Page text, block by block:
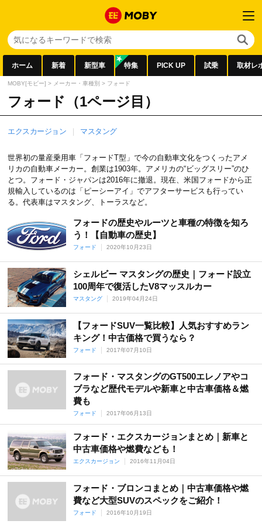
ホーム 新着 新型車 特集 PICK UP 試乗 取材レ
MOBY[モビー] > メーカー・車種別 > フォード
フォード（1ページ目）
エクスカージョン マスタング
世界初の量産乗用車「フォードT型」で今の自動車文化をつくったアメ
リカの自動車メーカー。創業は1903年。アメリカの“ビッグスリー”のひ
とつ。フォード・ジャパンは2016年に撤退。現在、米国フォードから正
規輸入しているのは「ピーシーアイ」でアフターサービスも行ってい
る。代表車はマスタング、トーラスなど。
フォードの歴史やルーツと車種の特徴を知ろ
う！【自動車の歴史】
フォード 2020年10月23日
シェルビー マスタングの歴史｜フォード設立
100周年で復活したV8マッスルカー
マスタング 2019年04月24日
【フォードSUV一覧比較】人気おすすめラン
キング！中古価格で買うなら？
フォード 2017年07月10日
フォード・マスタングのGT500エレノアやコ
ブラなど歴代モデルや新車と中古車価格＆燃
費も
フォード 2017年06月13日
フォード・エクスカージョンまとめ｜新車と
中古車価格や燃費なども！
エクスカージョン 2016年11月04日
フォード・ブロンコまとめ｜中古車価格や燃
費など大型SUVのスペックをご紹介！
フォード 2016年10月19日